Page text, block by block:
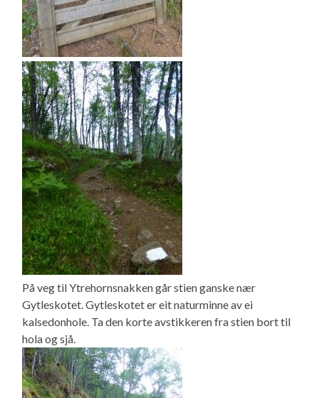
På veg til Ytrehornsnakken går stien ganske nær
Gytleskotet. Gytleskotet er eit naturminne av ei
kalsedonhole. Ta den korte avstikkeren fra stien bort til
hola og sjå.